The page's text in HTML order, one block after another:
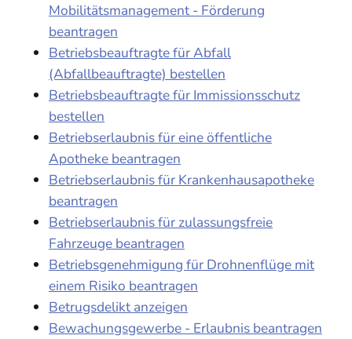
Mobilitätsmanagement - Förderung
beantragen
Betriebsbeauftragte für Abfall
(Abfallbeauftragte) bestellen
Betriebsbeauftragte für Immissionsschutz
bestellen
Betriebserlaubnis für eine öffentliche
Apotheke beantragen
Betriebserlaubnis für Krankenhausapotheke
beantragen
Betriebserlaubnis für zulassungsfreie
Fahrzeuge beantragen
Betriebsgenehmigung für Drohnenflüge mit
einem Risiko beantragen
Betrugsdelikt anzeigen
Bewachungsgewerbe - Erlaubnis beantragen